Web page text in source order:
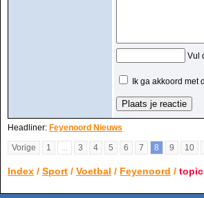
Vul
Ik ga akkoord met
Headliner: Feyenoord Nieuws
Vorige 1 ... 3 4 5 6 7 8 9 10
Index / Sport / Voetbal / Feyenoord /